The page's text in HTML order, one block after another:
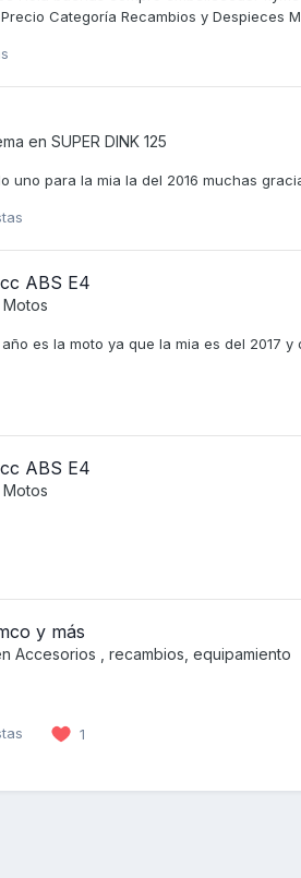
Categoría Recambios y Despieces
en SUPER DINK 125
uno para la mia la del 2016 muchas
ABS E4
Motos
es la moto ya que la mia es del 2017
ABS E4
Motos
y más
Accesorios , recambios, equipamiento
1